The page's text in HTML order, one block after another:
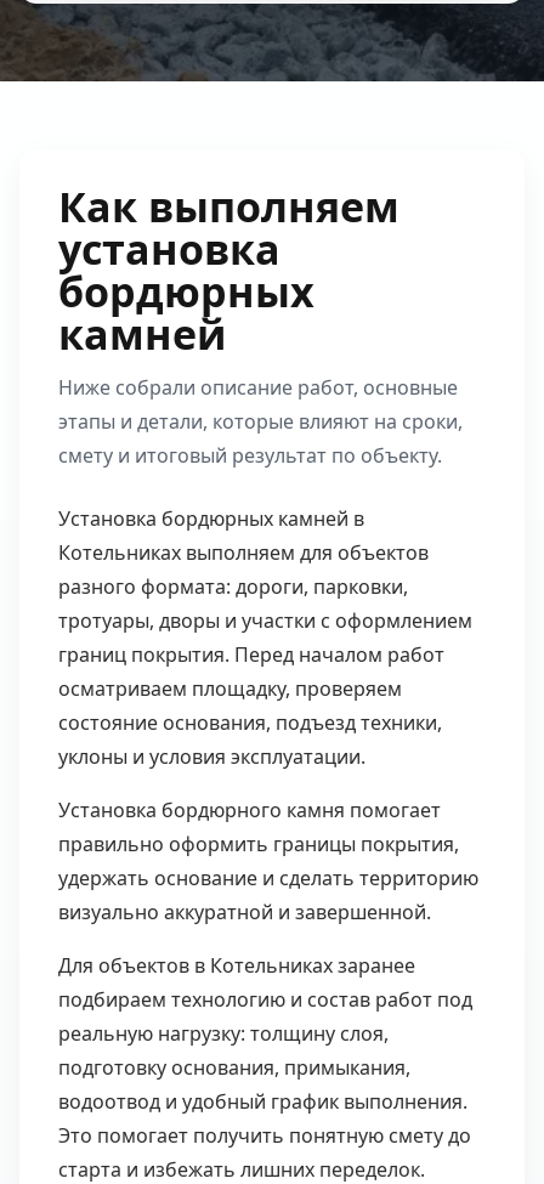
Как выполняем
установка
бордюрных
камней
Ниже собрали описание работ, основные
этапы и детали, которые влияют на сроки,
смету и итоговый результат по объекту.
Установка бордюрных камней в
Котельниках выполняем для объектов
разного формата: дороги, парковки,
тротуары, дворы и участки с оформлением
границ покрытия. Перед началом работ
осматриваем площадку, проверяем
состояние основания, подъезд техники,
уклоны и условия эксплуатации.
Установка бордюрного камня помогает
правильно оформить границы покрытия,
удержать основание и сделать территорию
визуально аккуратной и завершенной.
Для объектов в Котельниках заранее
подбираем технологию и состав работ под
реальную нагрузку: толщину слоя,
подготовку основания, примыкания,
водоотвод и удобный график выполнения.
Это помогает получить понятную смету до
старта и избежать лишних переделок.